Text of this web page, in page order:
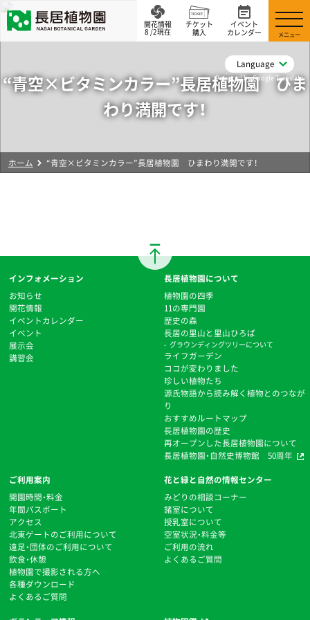
Language
Powered by Google Translate
開花情報
8 /2現在
チケット
購入
イベント
カレンダー
メニュー
“青空×ビタミンカラー”長居植物園 ひま
わり満開です！
ホーム “青空×ビタミンカラー”長居植物園 ひまわり満開です！
インフォメーション
お知らせ
開花情報
イベントカレンダー
イベント
展示会
講習会
長居植物園について
植物園の四季
11の専門園
歴史の森
⻑居の里山と里山ひろば
グラウンディングツリーについて
ライフガーデン
ココが変わりました
珍しい植物たち
源氏物語から読み解く植物とのつなが
り
おすすめルートマップ
⻑居植物園の歴史
再オープンした長居植物園について
長居植物園・自然史博物館 50周年
ご利用案内
開園時間・料金
年間パスポート
アクセス
北東ゲートのご利用について
遠足・団体のご利用について
飲食・休憩
植物園で撮影される方へ
各種ダウンロード
よくあるご質問
花と緑と自然の情報センター
みどりの相談コーナー
諸室について
授乳室について
空室状況・料金等
ご利用の流れ
よくあるご質問